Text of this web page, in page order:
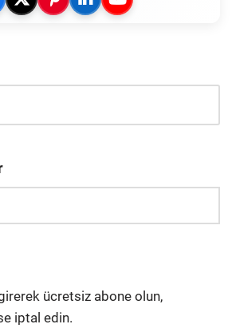
ücretsiz abone olun,
iptal edin.